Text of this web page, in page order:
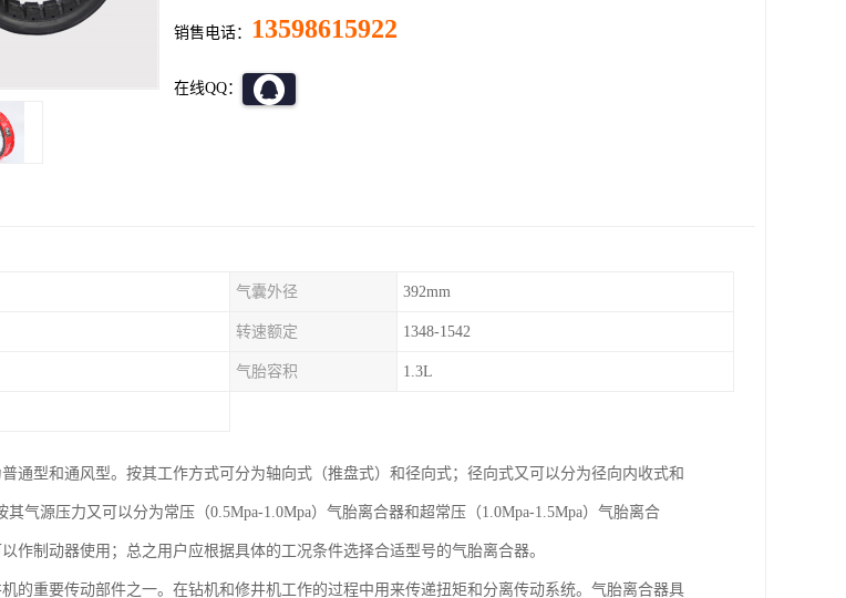
销售电话： 13598615922
在线QQ：
气囊外径 392mm
转速额定 1348-1542
气胎容积 1.3L
通型和通风型。按其工作方式可分为轴向式（推盘式）和径向式；径向式又可以分为径向内收式和
气源压力又可以分为常压（0.5Mpa-1.0Mpa）气胎离合器和超常压（1.0Mpa-1.5Mpa）气胎离合
作制动器使用；总之用户应根据具体的工况条件选择合适型号的气胎离合器。
的重要传动部件之一。在钻机和修井机工作的过程中用来传递扭矩和分离传动系统。气胎离合器具